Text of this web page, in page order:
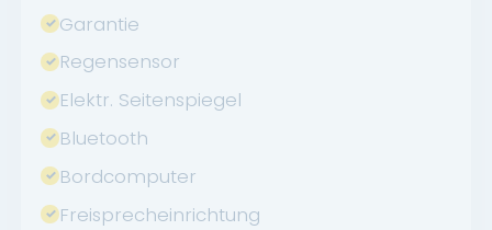
Garantie
Regensensor
Elektr. Seitenspiegel
Bluetooth
Bordcomputer
Freisprecheinrichtung